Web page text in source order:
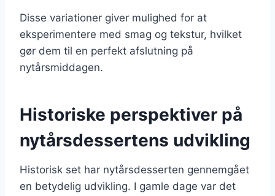
Disse variationer giver mulighed for at
eksperimentere med smag og tekstur, hvilket
gør dem til en perfekt afslutning på
nytårsmiddagen.
Historiske perspektiver på
nytårsdessertens udvikling
Historisk set har nytårsdesserten gennemgået
en betydelig udvikling. I gamle dage var det